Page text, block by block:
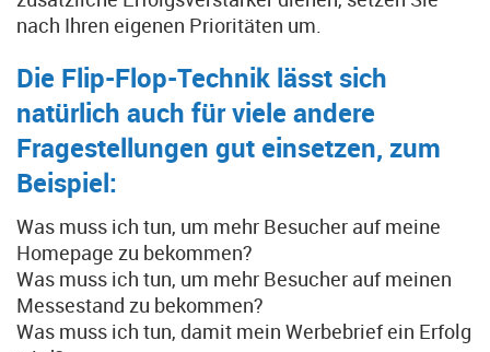
nach Ihren eigenen Prioritäten um.
Die Flip-Flop-Technik lässt sich
natürlich auch für viele andere
Fragestellungen gut einsetzen, zum
Beispiel:
Was muss ich tun, um mehr Besucher auf meine
Homepage zu bekommen?
Was muss ich tun, um mehr Besucher auf meinen
Messestand zu bekommen?
Was muss ich tun, damit mein Werbebrief ein Erfolg